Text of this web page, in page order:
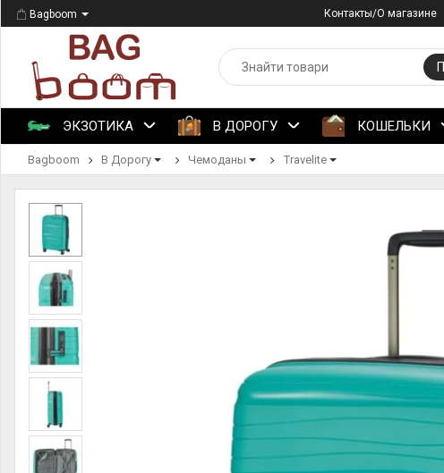
Bagboom Контакты/О магазине
ЭКЗОТИКА В ДОРОГУ КОШЕЛЬКИ
Bagboom В Дорогу Чемоданы Travelite